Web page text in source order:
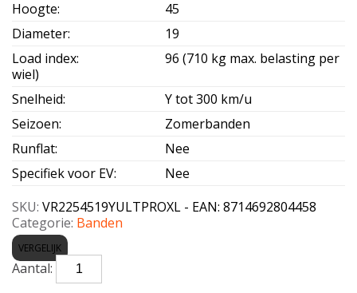
Hoogte:
45
Diameter:
19
Load index:
96 (710 kg max. belasting per
wiel)
Snelheid:
Y tot 300 km/u
Seizoen:
Zomerbanden
Runflat:
Nee
Specifiek voor EV:
Nee
SKU: VR2254519YULTPROXL - EAN: 8714692804458
Categorie: Banden
VERGELIJK
VREDESTEIN-
ULTRAC